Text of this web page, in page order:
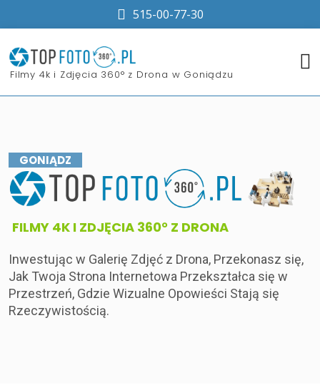
515-00-77-30
​Filmy 4k i Zdjęcia 360° z Drona w Goniądzu
GONIĄDZ
​FILMY 4K I ZDJĘCIA 360° Z DRONA
Inwestując w Galerię Zdjęć z Drona, Przekonasz się,
Jak Twoja Strona Internetowa Przekształca się w
Przestrzeń, Gdzie Wizualne Opowieści Stają się
Rzeczywistością.